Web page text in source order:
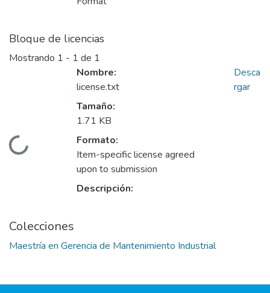
Bloque de licencias
Mostrando 1 - 1 de 1
Cargando...
Nombre:
license.txt
Tamaño:
1.71 KB
Formato:
Item-specific license agreed
upon to submission
Descripción:
Desca
rgar
Colecciones
Maestría en Gerencia de Mantenimiento Industrial